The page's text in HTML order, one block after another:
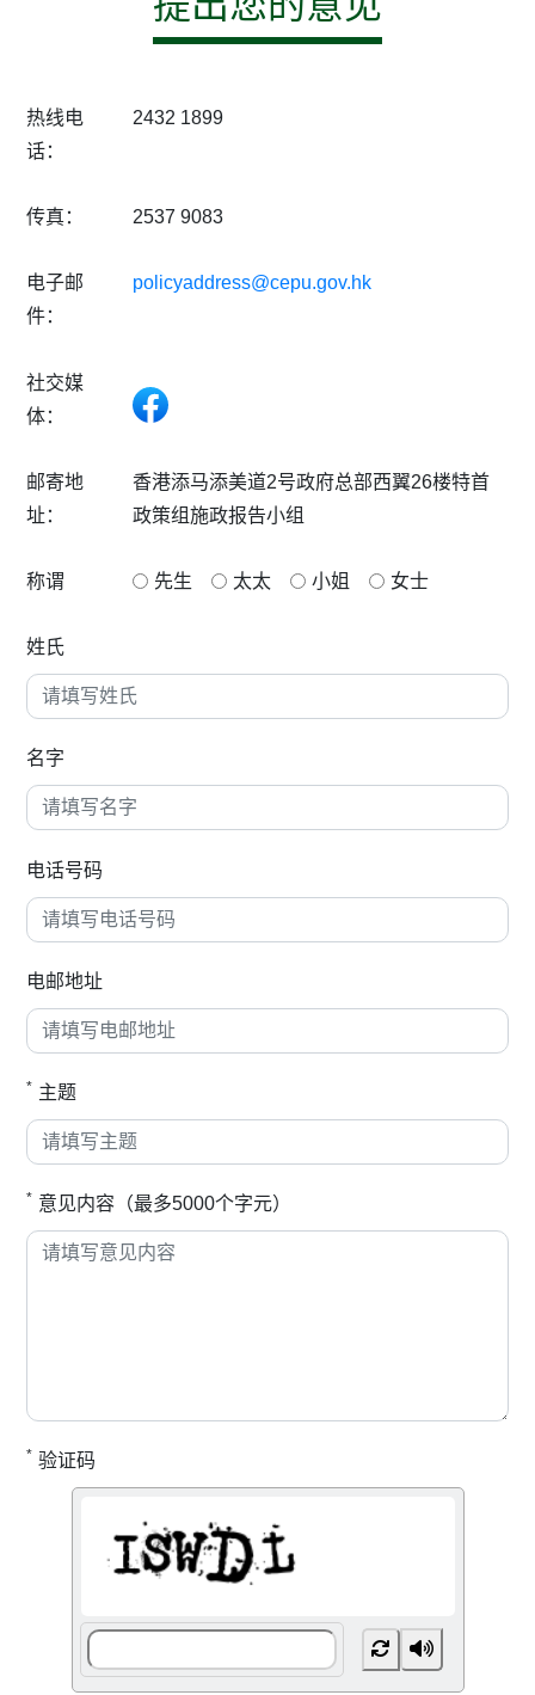
热线电
话：
2432 1899
传真： 2537 9083
电子邮
件：
policyaddress@cepu.gov.hk
社交媒
体：
Facebook
邮寄地
址：
香港添马添美道2号政府总部西翼26楼特首
政策组施政报告小组
称谓 先生 太太 小姐 女士
姓氏
名字
电话号码
电邮地址
* 主题
* 意见内容（最多5000个字元）
* 验证码